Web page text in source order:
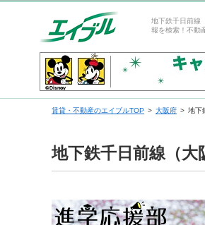
地下鉄千日前線
報を検索！不動
賃貸・不動産のエイブルTOP 大阪府 地下
地下鉄千日前線（